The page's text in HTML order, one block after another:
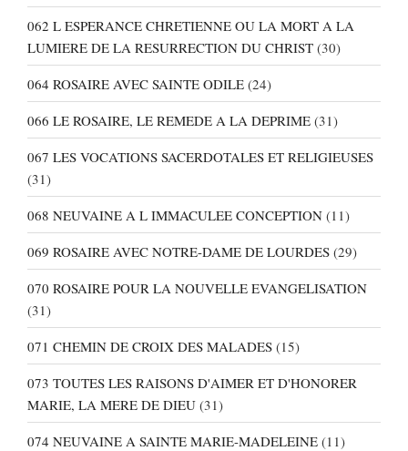
062 L ESPERANCE CHRETIENNE OU LA MORT A LA
LUMIERE DE LA RESURRECTION DU CHRIST (30)
064 ROSAIRE AVEC SAINTE ODILE (24)
066 LE ROSAIRE, LE REMEDE A LA DEPRIME (31)
067 LES VOCATIONS SACERDOTALES ET RELIGIEUSES
(31)
068 NEUVAINE A L IMMACULEE CONCEPTION (11)
069 ROSAIRE AVEC NOTRE-DAME DE LOURDES (29)
070 ROSAIRE POUR LA NOUVELLE EVANGELISATION
(31)
071 CHEMIN DE CROIX DES MALADES (15)
073 TOUTES LES RAISONS D'AIMER ET D'HONORER
MARIE, LA MERE DE DIEU (31)
074 NEUVAINE A SAINTE MARIE-MADELEINE (11)